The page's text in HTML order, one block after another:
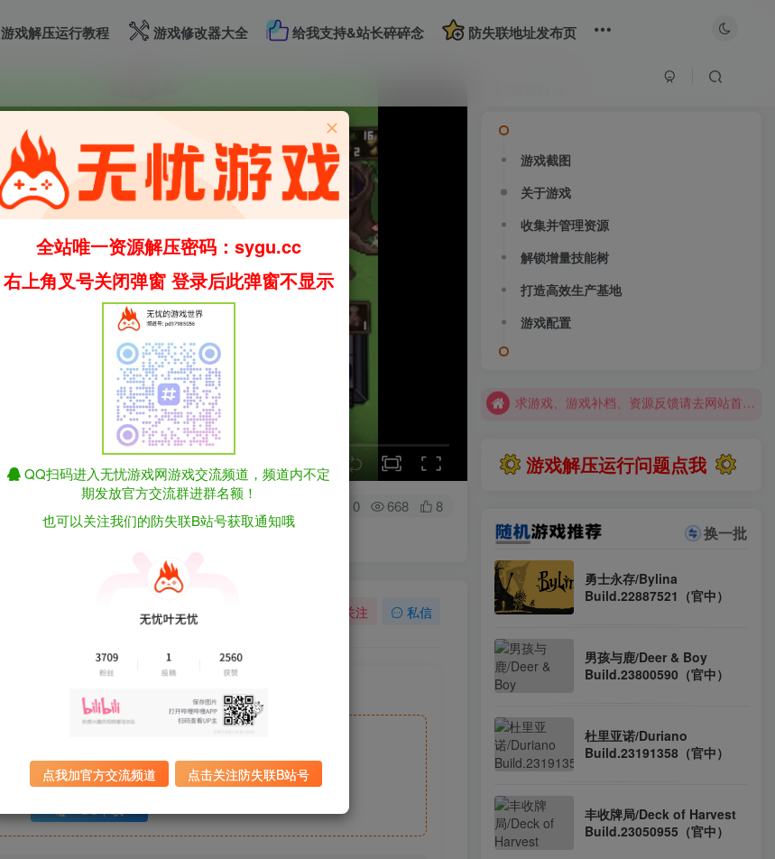
游戏解压运行教程 游戏修改器大全 给我支持&站长碎碎念 防失联地址发布页
speed
0 668 8
关注 私信
迅雷下载 全站统一解压密码：sygu.cc
UC下载
游戏截图
关于游戏
收集并管理资源
解锁增量技能树
打造高效生产基地
游戏配置
大部分游戏解压安装问题可通过网站首页运行教程排查解决
全站资源解压密码：sygu.cc
大部分游戏解压安装问题可通过网站首页运行教程排查解决
游戏解压运行问题点我
换一批
勇士永存/Bylina
Build.22887521（官中）
男孩与鹿/Deer & Boy
Build.23800590（官中）
杜里亚诺/Duriano
Build.23191358（官中）
丰收牌局/Deck of Harvest
Build.23050955（官中）
全站唯一资源解压密码：sygu.cc
右上角叉号关闭弹窗 登录后此弹窗不显示
QQ扫码进入无忧游戏网游戏交流频道，频道内不定
期发放官方交流群进群名额！
也可以关注我们的防失联B站号获取通知哦
点我加官方交流频道 点击关注防失联B站号